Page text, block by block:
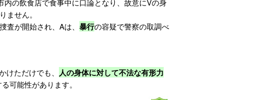
の飲食店で食事中に口論となり、故意にVの身
ません。
査が開始され、Aは、 暴行の容疑で警察の取調べ
ただけでも、 人の身体に対して不法な有形力
可能性があります。